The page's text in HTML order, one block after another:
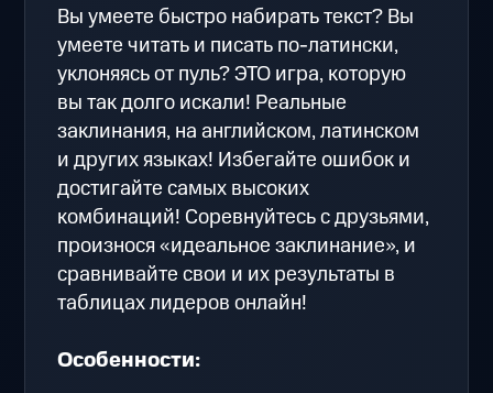
Вы умеете быстро набирать текст? Вы
умеете читать и писать по-латински,
уклоняясь от пуль? ЭТО игра, которую
вы так долго искали! Реальные
заклинания, на английском, латинском
и других языках! Избегайте ошибок и
достигайте самых высоких
комбинаций! Соревнуйтесь с друзьями,
произнося «идеальное заклинание», и
сравнивайте свои и их результаты в
таблицах лидеров онлайн!
Особенности: